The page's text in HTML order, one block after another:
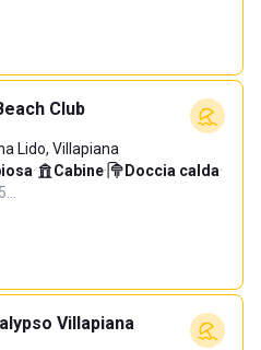
Club
Lido, Villapiana
· Cabine· Doccia calda·
Villapiana